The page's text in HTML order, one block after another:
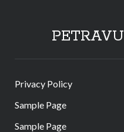
PETRAVU
Privacy Policy
Sample Page
Sample Page